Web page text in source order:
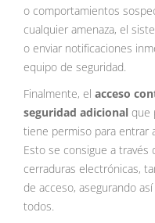
o comportamientos
cualquier amenaza, el
o enviar notificaciones
equipo de seguridad.
Finalmente, el acceso
seguridad adicional que
tiene permiso para entrar
Esto se consigue a
cerraduras electrónicas,
de acceso, asegurando
todos.